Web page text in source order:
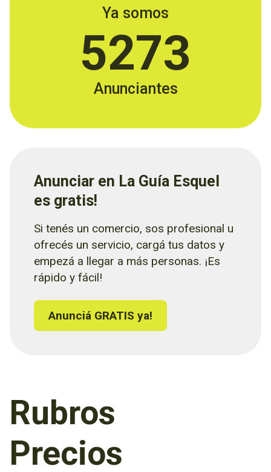
Ya somos
5273
Anunciantes
Anunciar en La Guía Esquel
es gratis!
Si tenés un comercio, sos profesional u
ofrecés un servicio, cargá tus datos y
empezá a llegar a más personas. ¡Es
rápido y fácil!
Anunciá GRATIS ya!
Rubros
Precios